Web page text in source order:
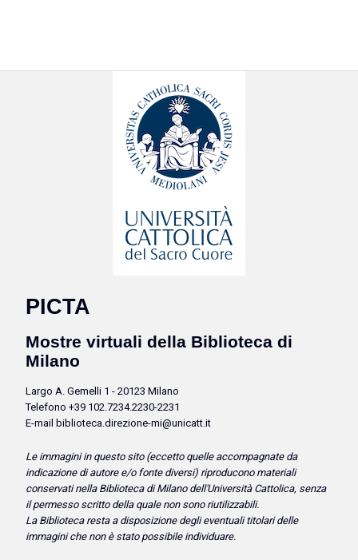
PICTA
Mostre virtuali della Biblioteca di
Milano
Largo A. Gemelli 1 - 20123 Milano
Telefono +39 102.7234.2230-2231
E-mail biblioteca.direzione-mi@unicatt.it
Le immagini in questo sito (eccetto quelle accompagnate da
indicazione di autore e/o fonte diversi) riproducono materiali
conservati nella Biblioteca di Milano dell'Università Cattolica, senza
il permesso scritto della quale non sono riutilizzabili.
La Biblioteca resta a disposizione degli eventuali titolari delle
immagini che non è stato possibile individuare.